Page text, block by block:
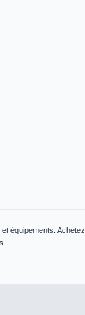
équipements.